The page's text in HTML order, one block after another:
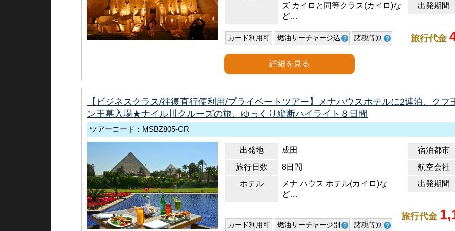
ズ カイロと同等クラス(カイロ)な
ど…
出発期間
カード利用可 燃油サーチャージ込 諸税等別 旅行代金
詳細を見る
【ビジネスクラス/往復直行便利用/プライベートツアー】メナハウスホテルに2連泊、ク
ン王墓入場★ナイル川クルーズの旅、ゆっくり縦断ハイライト８日間
ツアーコード：MSBZ805-CR
出発地
成田
旅行日数
8日間
ホテル
メナ ハウス ホテル(カイロ)な
ど…
宿泊都市
航空会社
出発期間
カード利用可 燃油サーチャージ別 諸税等別
旅行代金